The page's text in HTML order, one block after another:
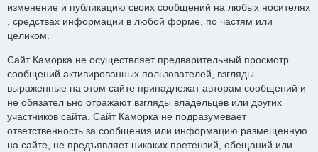
изменение и публикацию своих сообщений на любых носителях
, средствах информации в любой форме, по частям или
целиком.
Сайт Каморка не осуществляет предварительный просмотр
сообщений активированных пользователей, взгляды
выраженные на этом сайте принадлежат авторам сообщений и
не обязател ьно отражают взгляды владельцев или других
участников сайта. Сайт Каморка не подразумевает
ответственность за сообщения или информацию размещенную
на сайте, не предъявляет никаких претензий, обещаний или